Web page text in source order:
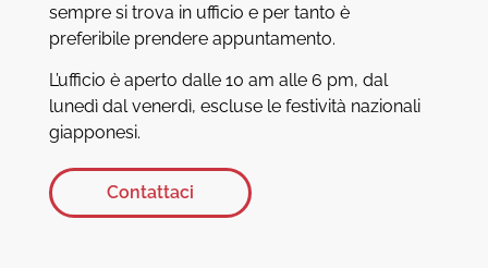
sempre si trova in ufficio e per tanto è
preferibile prendere appuntamento.
L’ufficio è aperto dalle 10 am alle 6 pm, dal
lunedì dal venerdì, escluse le festività nazionali
giapponesi.
Contattaci